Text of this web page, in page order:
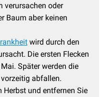
verursachen oder
Baum aber keinen
wird durch den
Die ersten Flecken
Später werden die
abfallen.
Herbst und entfernen Sie